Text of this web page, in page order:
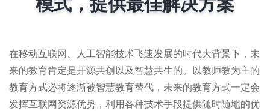
在移动互联网、人工智能技术飞速发展的时代大背景下，未
来的教育肯定是开源共创以及智慧共生的。以教师教为主的
教育方式必将逐渐被智慧教育替代，未来的教育方式一定会
发挥互联网资源优势，利用各种技术手段提供随时随地的优